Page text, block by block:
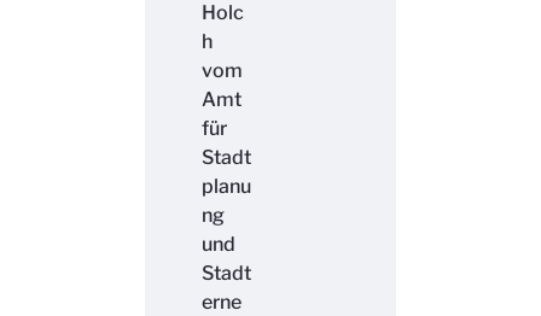
Holc
h
vom
Amt
für
Stadt
planu
ng
und
Stadt
erne